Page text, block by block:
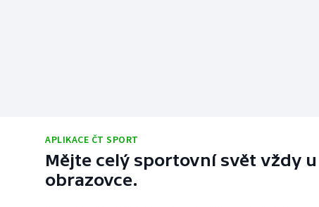
APLIKACE ČT SPORT
Mějte celý sportovní svět vždy
obrazovce.